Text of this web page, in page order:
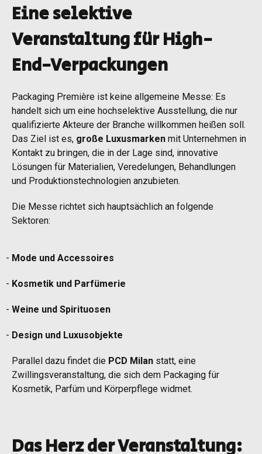
Eine selektive
Veranstaltung für High-
End-Verpackungen
Packaging Première ist keine allgemeine Messe: Es
handelt sich um eine hochselektive Ausstellung, die nur
qualifizierte Akteure der Branche willkommen heißen soll.
Das Ziel ist es, große Luxusmarken mit Unternehmen in
Kontakt zu bringen, die in der Lage sind, innovative
Lösungen für Materialien, Veredelungen, Behandlungen
und Produktionstechnologien anzubieten.
Die Messe richtet sich hauptsächlich an folgende
Sektoren:
Mode und Accessoires
Kosmetik und Parfümerie
Weine und Spirituosen
Design und Luxusobjekte
Parallel dazu findet die PCD Milan statt, eine
Zwillingsveranstaltung, die sich dem Packaging für
Kosmetik, Parfüm und Körperpflege widmet.
Das Herz der Veranstaltung: